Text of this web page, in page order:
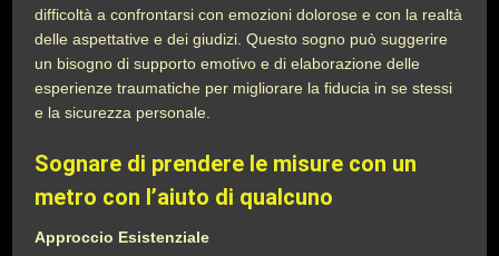
difficoltà a confrontarsi con emozioni dolorose e con la realtà
delle aspettative e dei giudizi. Questo sogno può suggerire
un bisogno di supporto emotivo e di elaborazione delle
esperienze traumatiche per migliorare la fiducia in se stessi
e la sicurezza personale.
Sognare di prendere le misure con un
metro con l’aiuto di qualcuno
Approccio Esistenziale